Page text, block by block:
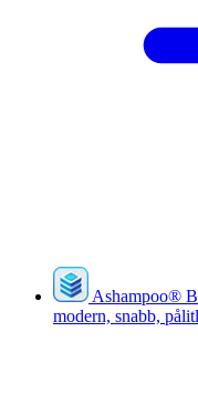
Ashampoo®
modern, snabb,